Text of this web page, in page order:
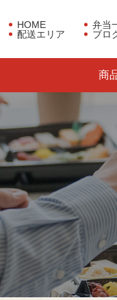
HOME
弁当
配送エリア
ブロ
商